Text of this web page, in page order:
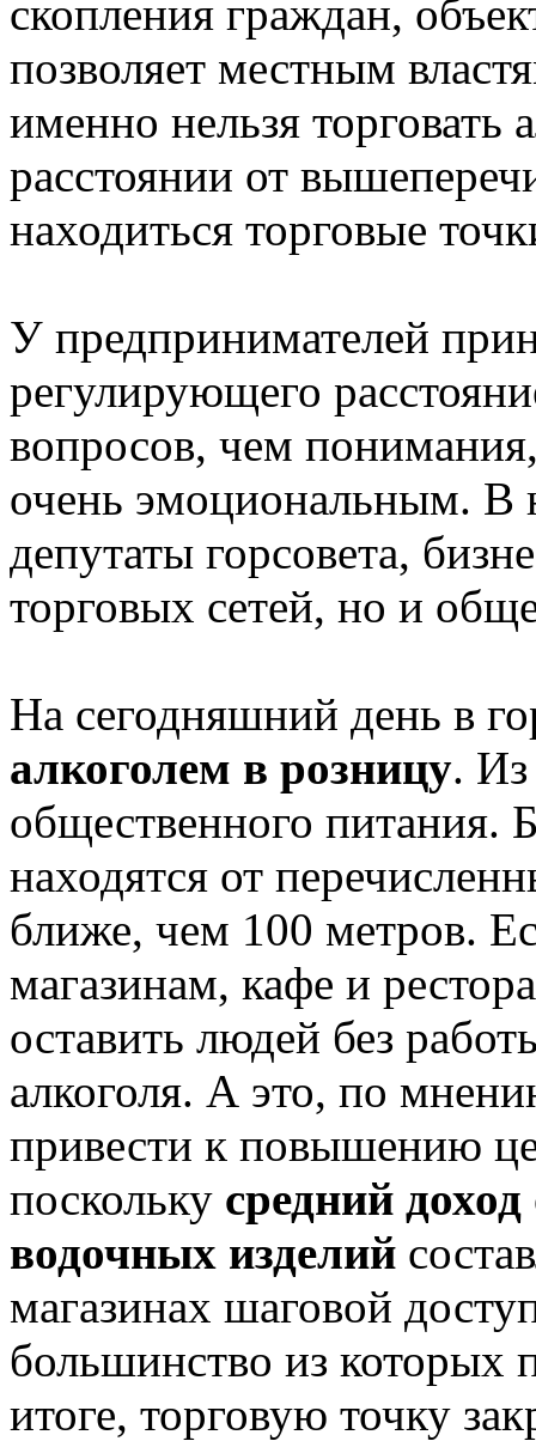
скопления граждан,
позволяет местным
именно нельзя торговать
расстоянии от
находиться торговые
У предпринимателей
регулирующего
вопросов, чем
очень эмоциональным. В
депутаты горсовета,
торговых сетей, но и
На сегодняшний день в
алкоголем в розницу.
общественного питания.
находятся от
ближе, чем 100 метров.
магазинам, кафе и
оставить людей без
алкоголя. А это, по
привести к повышению
поскольку средний
водочных изделий
магазинах шаговой
большинство из которых
итоге, торговую точку